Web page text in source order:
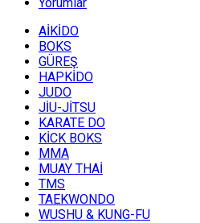
AİKİDO
BOKS
GÜREŞ
HAPKİDO
JUDO
JİU-JİTSU
KARATE DO
KİCK BOKS
MMA
MUAY THAİ
TMS
TAEKWONDO
WUSHU & KUNG-FU